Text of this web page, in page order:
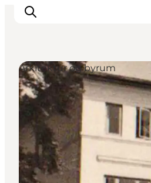
Arkitektur og byrum